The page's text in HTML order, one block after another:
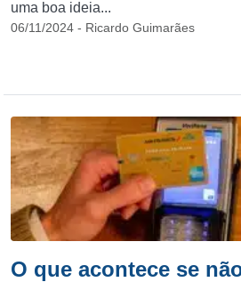
uma boa ideia...
06/11/2024 - Ricardo Guimarães
O que acontece se